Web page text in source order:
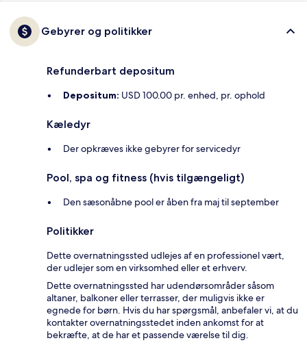
Gebyrer og politikker
Refunderbart depositum
Depositum: USD 100.00 pr. enhed, pr. ophold
Kæledyr
Der opkræves ikke gebyrer for servicedyr
Pool, spa og fitness (hvis tilgængeligt)
Den sæsonåbne pool er åben fra maj til september
Politikker
Dette overnatningssted udlejes af en professionel vært,
der udlejer som en virksomhed eller et erhverv.
Dette overnatningssted har udendørsområder såsom
altaner, balkoner eller terrasser, der muligvis ikke er
egnede for børn. Hvis du har spørgsmål, anbefaler vi, at du
kontakter overnatningsstedet inden ankomst for at
bekræfte, at de har et passende værelse til dig.